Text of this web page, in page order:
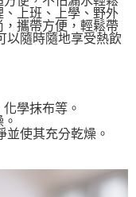
結帳。
連結，可透過四大超商／
易完成。
您需要取消訂單，請聯絡
面顯示為準，若有關於
請聯繫「AFTEE先享後付
support/home
先享後付」服務完成之交
交易相關給付款項請求債
上班、上學、野外
攜帶方便，輕鬆帶
以隨時隨地享受熱飲
學抹布等。
並使其充分乾燥。